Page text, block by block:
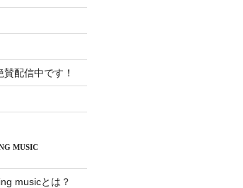
配信中です！
MUSIC
musicとは？